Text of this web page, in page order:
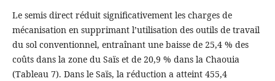
Le semis direct réduit significativement les charges de
mécanisation en supprimant l’utilisation des outils de travail
du sol conventionnel, entraînant une baisse de 25,4 % des
coûts dans la zone du Saïs et de 20,9 % dans la Chaouia
(Tableau 7). Dans le Saïs, la réduction a atteint 455,4